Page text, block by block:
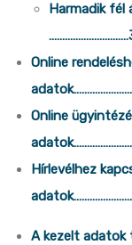
Harmadik fél
Online
Online
Hírlevélhez
A kezelt adatok